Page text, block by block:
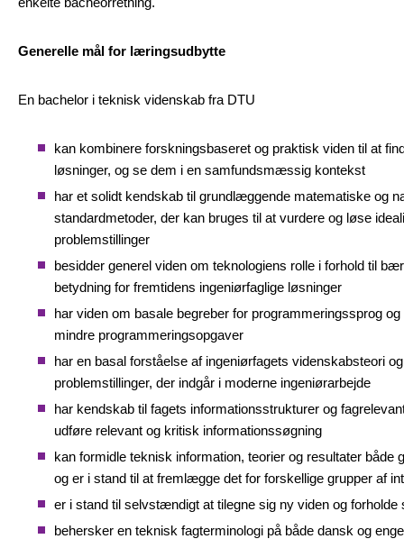
Generelle mål for læringsudbytte
En bachelor i teknisk videnskab fra DTU
kan kombinere forskningsbaseret og praktisk viden til at
løsninger, og se dem i en samfundsmæssig kontekst
har et solidt kendskab til grundlæggende matematiske og
standardmetoder, der kan bruges til at vurdere og løse
problemstillinger
besidder generel viden om teknologiens rolle i forhold til
betydning for fremtidens ingeniørfaglige løsninger
har viden om basale begreber for programmeringssprog
mindre programmeringsopgaver
har en basal forståelse af ingeniørfagets videnskabsteori
problemstillinger, der indgår i moderne ingeniørarbejde
har kendskab til fagets informationsstrukturer og
udføre relevant og kritisk informationssøgning
kan formidle teknisk information, teorier og resultater både
og er i stand til at fremlægge det for forskellige grupper af
er i stand til selvstændigt at tilegne sig ny viden og forholde
behersker en teknisk fagterminologi på både dansk og